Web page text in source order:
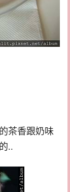
茶香跟奶味
..